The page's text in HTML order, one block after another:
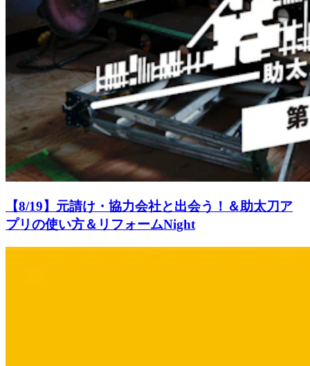
【8/19】元請け・協力会社と出会う！＆助太刀ア
プリの使い方＆リフォームNight